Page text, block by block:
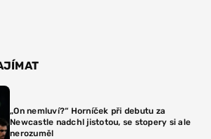
„On nemluví?“ Horníček při debutu za
Newcastle nadchl jistotou, se stopery si ale
nerozuměl